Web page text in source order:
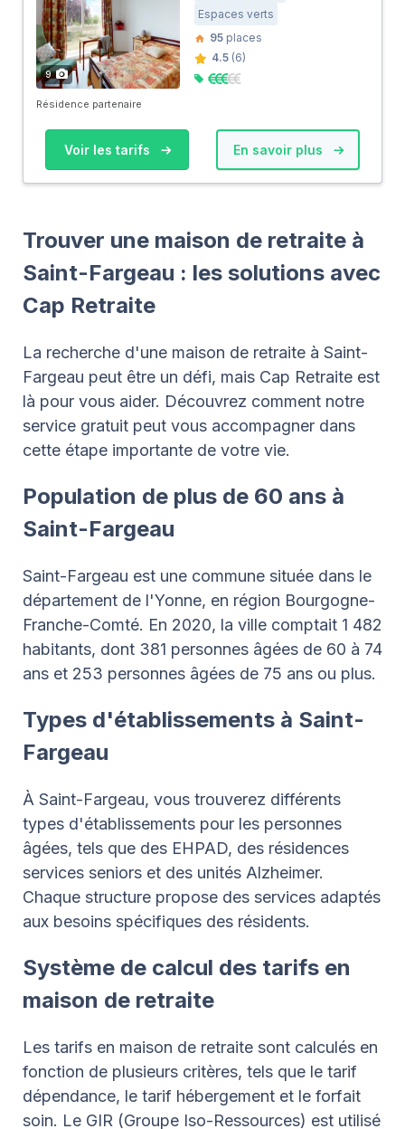
9
Espaces verts
95 places
4.5 (6)
Résidence partenaire
Voir les tarifs En savoir plus
Trouver une maison de retraite à
Saint-Fargeau : les solutions avec
Cap Retraite
La recherche d'une maison de retraite à Saint-
Fargeau peut être un défi, mais Cap Retraite est
là pour vous aider. Découvrez comment notre
service gratuit peut vous accompagner dans
cette étape importante de votre vie.
Population de plus de 60 ans à
Saint-Fargeau
Saint-Fargeau est une commune située dans le
département de l'Yonne, en région Bourgogne-
Franche-Comté. En 2020, la ville comptait 1 482
habitants, dont 381 personnes âgées de 60 à 74
ans et 253 personnes âgées de 75 ans ou plus.
Types d'établissements à Saint-
Fargeau
À Saint-Fargeau, vous trouverez différents
types d'établissements pour les personnes
âgées, tels que des EHPAD, des résidences
services seniors et des unités Alzheimer.
Chaque structure propose des services adaptés
aux besoins spécifiques des résidents.
Système de calcul des tarifs en
maison de retraite
Les tarifs en maison de retraite sont calculés en
fonction de plusieurs critères, tels que le tarif
dépendance, le tarif hébergement et le forfait
soin. Le GIR (Groupe Iso-Ressources) est utilisé